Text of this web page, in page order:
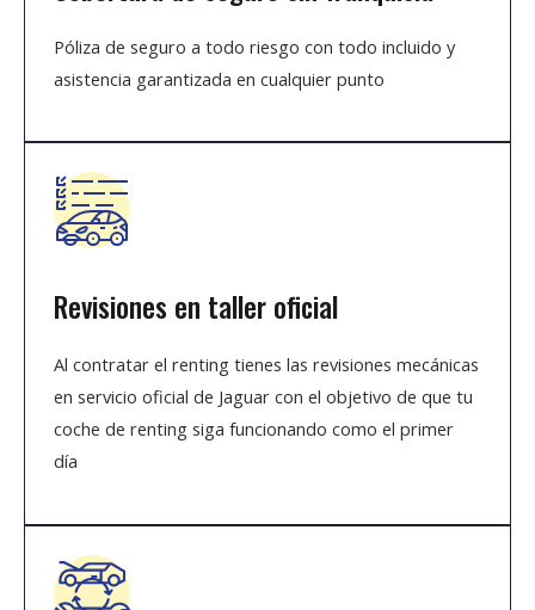
Póliza de seguro a todo riesgo con todo incluido y
asistencia garantizada en cualquier punto
Revisiones en taller oficial
Al contratar el renting tienes las revisiones mecánicas
en servicio oficial de Jaguar con el objetivo de que tu
coche de renting siga funcionando como el primer
día